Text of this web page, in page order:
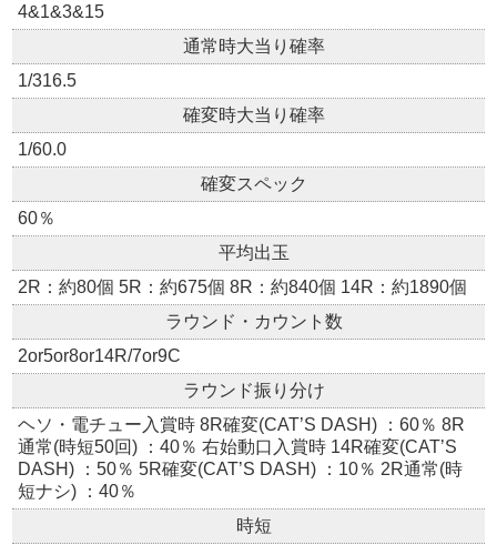
4&1&3&15
通常時大当り確率
1/316.5
確変時大当り確率
1/60.0
確変スペック
60％
平均出玉
2R：約80個 5R：約675個 8R：約840個 14R：約1890個
ラウンド・カウント数
2or5or8or14R/7or9C
ラウンド振り分け
ヘソ・電チュー入賞時 8R確変(CAT’S DASH) ：60％ 8R
通常(時短50回) ：40％ 右始動口入賞時 14R確変(CAT’S
DASH) ：50％ 5R確変(CAT’S DASH) ：10％ 2R通常(時
短ナシ) ：40％
時短